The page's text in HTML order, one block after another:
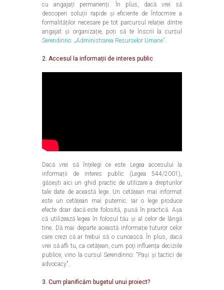
cu angajați permanenți. În plus, dacă vrei să
descoperi soluții rapide și eficiente de întocmire a
formalităților necesare pe tot parcursul relației dintre
angajat și organizație, poți să te înscrii la cursul
Serendinno: „Administrarea Resurselor Umane”.
2. Accesul la informații de interes public
Dacă vrei să înțelegi ce este Legea accesului la
informații de interes public (Legea 544/2001),
găsești aici un ghid practic de utilizare a drepturilor
tale date de această lege. Un cetățean mai informat
este un cetățean mai puternic. Iar o lege produce
efecte doar dacă este folosită, pusă în practică. Așa
că utilizează legea în folosul tău și al celor de lângă
tine. Dă mai departe această informație tuturor celor
care crezi că ar trebui să o cunoască. În plus, dacă
vrei să afli tu, ca cetățean, cum poți influența deciziile
publice, vino la cursul Serendinno: "Pași și tactici de
advocacy".
3. Cum planificăm bugetul unui proiect?